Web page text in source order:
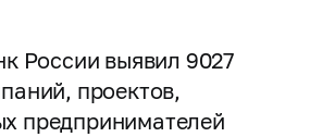
России выявил 9027
проектов,
предпринимателей